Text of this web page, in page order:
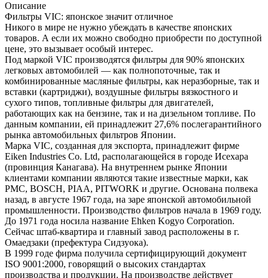
Описание
Фильтры VIC: японское значит отличное
Никого в мире не нужно убеждать в качестве японских
товаров. А если их можно свободно приобрести по доступной
цене, это вызывает особый интерес.
Под маркой VIC производятся фильтры для 90% японских
легковых автомобилей — как полнопоточные, так и
комбинированные масляные фильтры, как неразборные, так и
вставки (картриджи), воздушные фильтры вязкостного и
сухого типов, топливные фильтры для двигателей,
работающих как на бензине, так и на дизельном топливе. По
данным компании, ей принадлежит 27,6% послегарантийного
рынка автомобильных фильтров Японии.
Марка VIC, созданная для экспорта, принадлежит фирме
Eiken Industries Co. Ltd, располагающейся в городе Исехара
(провинция Канагава). На внутреннем рынке Японии
клиентами компании являются такие известные марки, как
PMC, BOSCH, PIAA, PITWORK и другие. Основана полвека
назад, в августе 1967 года, на заре японской автомобильной
промышленности. Производство фильтров начала в 1969 году.
До 1971 года носила название Ehken Kogyo Corporation.
Сейчас штаб-квартира и главный завод расположены в г.
Омаедзаки (префектура Сидзуока).
В 1999 годе фирма получила сертифицирующий документ
ISO 9001:2000, говорящий о высоких стандартах
производства и продукции. На производстве действует